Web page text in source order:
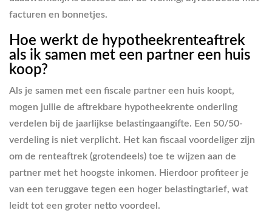
facturen en bonnetjes.
Hoe werkt de hypotheekrenteaftrek
als ik samen met een partner een huis
koop?
Als je samen met een fiscale partner een huis koopt,
mogen jullie de aftrekbare hypotheekrente onderling
verdelen bij de jaarlijkse belastingaangifte. Een 50/50-
verdeling is niet verplicht. Het kan fiscaal voordeliger zijn
om de renteaftrek (grotendeels) toe te wijzen aan de
partner met het hoogste inkomen. Hierdoor profiteer je
van een teruggave tegen een hoger belastingtarief, wat
leidt tot een groter netto voordeel.